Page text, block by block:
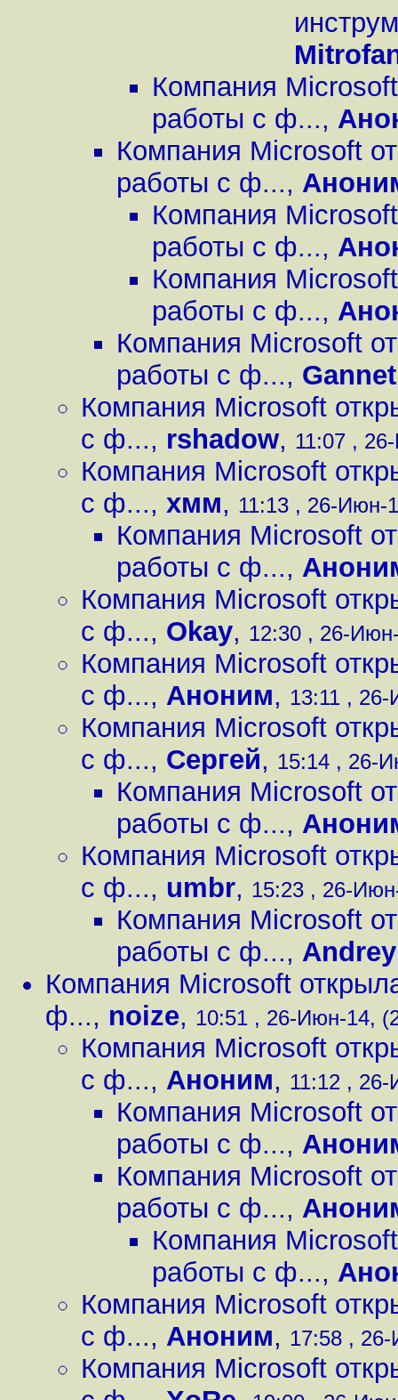
Компания
работы с ф...,
Компания Microsoft
работы с ф...,
Компания
работы с ф...,
Компания
работы с ф...,
Компания Microsoft
работы с ф..., Gannet
Компания Microsoft
с ф..., rshadow, 11:07 ,
Компания Microsoft
с ф..., хмм, 11:13 , 26-Июн-
Компания Microsoft
работы с ф...,
Компания Microsoft
с ф..., Okay, 12:30 , 26-
Компания Microsoft
с ф..., Аноним, 13:11 ,
Компания Microsoft
с ф..., Сергей, 15:14 , 26-
Компания Microsoft
работы с ф...,
Компания Microsoft
с ф..., umbr, 15:23 , 26-
Компания Microsoft
работы с ф...,
Компания Microsoft
ф..., noize, 10:51 , 26-Июн-14,
Компания Microsoft
с ф..., Аноним, 11:12 ,
Компания Microsoft
работы с ф...,
Компания Microsoft
работы с ф...,
Компания
работы с ф...,
Компания Microsoft
с ф..., Аноним, 17:58 ,
Компания Microsoft